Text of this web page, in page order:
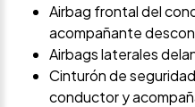
Airbag frontal del
acompañante
Airbags laterales
Cinturón de
conductor y